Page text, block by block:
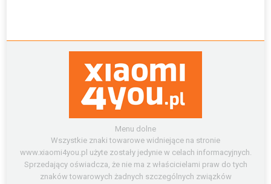
Menu dolne
Wszystkie znaki towarowe widniejące na stronie
www.xiaomi4you.pl użyte zostały jedynie w celach informacyjnych.
Sprzedający oświadcza, że nie ma z właścicielami praw do tych
znaków towarowych żadnych szczególnych związków